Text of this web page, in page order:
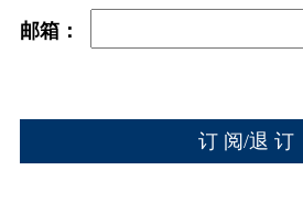
邮箱：